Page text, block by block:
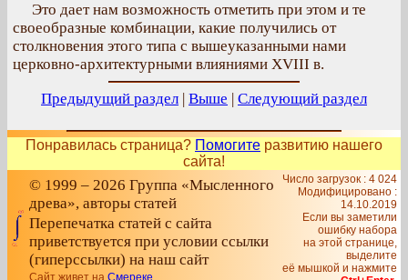
Это дает нам возможность отметить при этом и те
своеобразные комбинации, какие получились от
столкновения этого типа с вышеуказанными нами
церковно-архитектурными влияниями XVIII в.
Предыдущий раздел | Выше | Следующий раздел
Понравилась страница? Помогите развитию нашего
сайта!
© 1999 – 2026 Группа «Мысленного
древа», авторы статей
Перепечатка статей с сайта
приветствуется при условии ссылки
(гиперссылки) на наш сайт
Сайт живет на Смереке
Число загрузок : 4 024
Модифицировано :
14.10.2019
Если вы заметили
ошибку набора
на этой странице,
выделите
её мышкой и нажмите